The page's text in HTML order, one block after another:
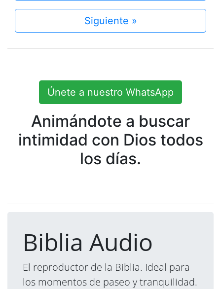
Siguiente »
Únete a nuestro WhatsApp
Animándote a buscar
intimidad con Dios todos
los días.
Biblia Audio
El reproductor de la Biblia. Ideal para
los momentos de paseo y tranquilidad.